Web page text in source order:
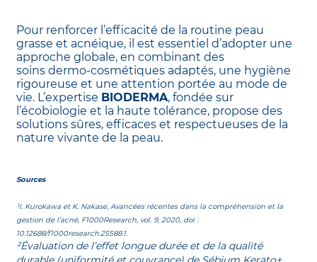
Pour renforcer l’efficacité de la routine peau
grasse et acnéique, il est essentiel d’adopter une
approche globale, en combinant des
soins dermo-cosmétiques adaptés, une hygiène
rigoureuse et une attention portée au mode de
vie. L’expertise BIODERMA, fondée sur
l’écobiologie et la haute tolérance, propose des
solutions sûres, efficaces et respectueuses de la
nature vivante de la peau.
Sources
¹I. Kurokawa et K. Nakase, Avancées récentes dans la compréhension et la
gestion de l’acné, F1000Research, vol. 9, 2020, doi :
10.12688/f1000research.25588.1.
²Évaluation de l’effet longue durée et de la qualité